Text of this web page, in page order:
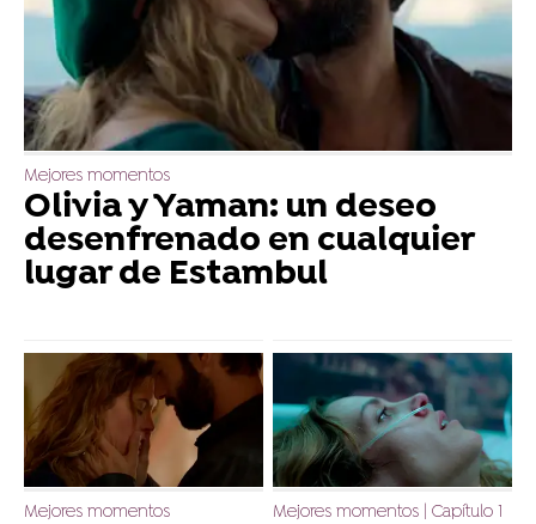
Mejores momentos
Olivia y Yaman: un deseo
desenfrenado en cualquier
lugar de Estambul
Mejores momentos
Mejores momentos | Capítulo 1